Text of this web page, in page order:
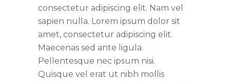
consectetur adipiscing elit. Nam vel
sapien nulla. Lorem ipsum dolor sit
amet, consectetur adipiscing elit.
Maecenas sed ante ligula.
Pellentesque nec ipsum nisi.
Quisque vel erat ut nibh mollis